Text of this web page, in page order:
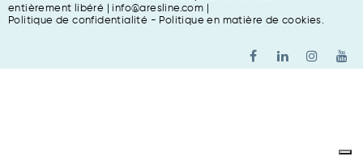
entièrement libéré | info@aresline.com |
Politique de confidentialité - Politique en matière de cookies.